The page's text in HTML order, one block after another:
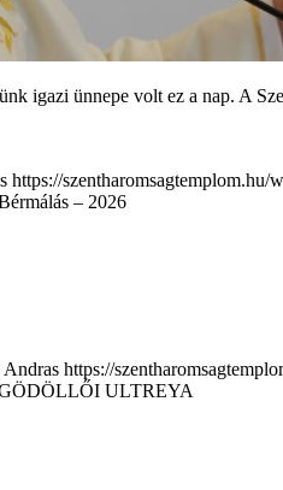
igazi ünnepe volt ez a nap. A
https://szentharomsagtemplom.hu/
– 2026
Andras https://
ULTREYA